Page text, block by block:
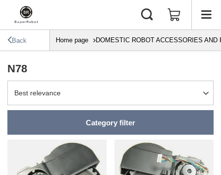
Back Home page DOMESTIC ROBOT ACCESSORIES AND
N78
Change sorting
Best relevance
Category filter